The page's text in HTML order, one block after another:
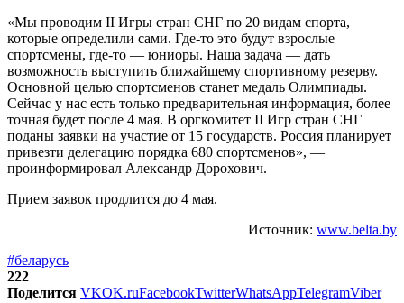
«Мы проводим II Игры стран СНГ по 20 видам спорта,
которые определили сами. Где-то это будут взрослые
спортсмены, где-то — юниоры. Наша задача — дать
возможность выступить ближайшему спортивному резерву.
Основной целью спортсменов станет медаль Олимпиады.
Сейчас у нас есть только предварительная информация, более
точная будет после 4 мая. В оргкомитет II Игр стран СНГ
поданы заявки на участие от 15 государств. Россия планирует
привезти делегацию порядка 680 спортсменов», —
проинформировал Александр Дорохович.
Прием заявок продлится до 4 мая.
Источник: www.belta.by
#беларусь
222
Поделится VKOK.ruFacebookTwitterWhatsAppTelegramViber